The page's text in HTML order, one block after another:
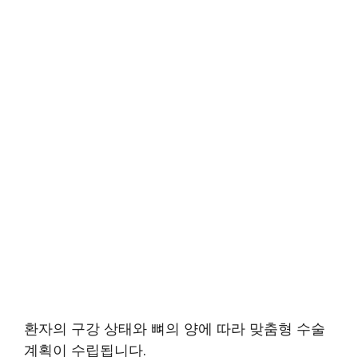
환자의 구강 상태와 뼈의 양에 따라 맞춤형 수술
계획이 수립됩니다.